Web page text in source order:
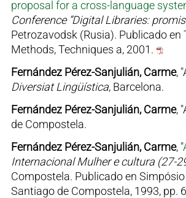
proposal for a cross-language
Conference “Digital Libraries:
Petrozavodsk (Rusia). Publicado
Methods, Techniques a, 2001.
Fernández Pérez-Sanjulián, Carme,
Diversiat Lingüística, Barcelona.
Fernández Pérez-Sanjulián, Carme,
de Compostela.
Fernández Pérez-Sanjulián, Carme, "
Internacional Mulher e cultura (27-
Compostela. Publicado en
Santiago de Compostela, 1993, pp.